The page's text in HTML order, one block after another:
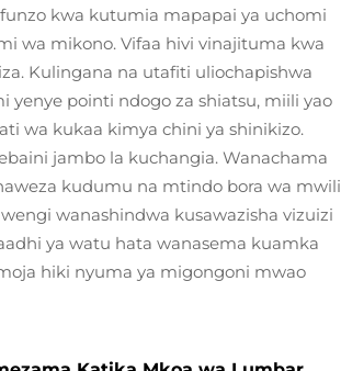
kwa kutumia mapapai ya uchomi
wa mikono. Vifaa hivi vinajituma kwa
Kulingana na utafiti uliochapishwa
pointi ndogo za shiatsu, miili yao
wa kukaa kimya chini ya shinikizo.
jambo la kuchangia. Wanachama
kudumu na mtindo bora wa mwili
wanashindwa kusawazisha vizuizi
ya watu hata wanasema kuamka
hiki nyuma ya migongoni mwao